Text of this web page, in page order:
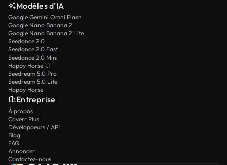
Modèles d’IA
Google Gemini Omni Flash
Google Nano Banana 2
Google Nano Banana 2 Lite
Seedance 2.0
Seedance 2.0 Fast
Seedance 2.0 Mini
Happy Horse 1.1
Seedream 5.0 Pro
Seedream 5.0 Lite
Happy Horse
Entreprise
À propos
Coverr Plus
Développeurs / API
Blog
FAQ
Annoncer
Contactez-nous